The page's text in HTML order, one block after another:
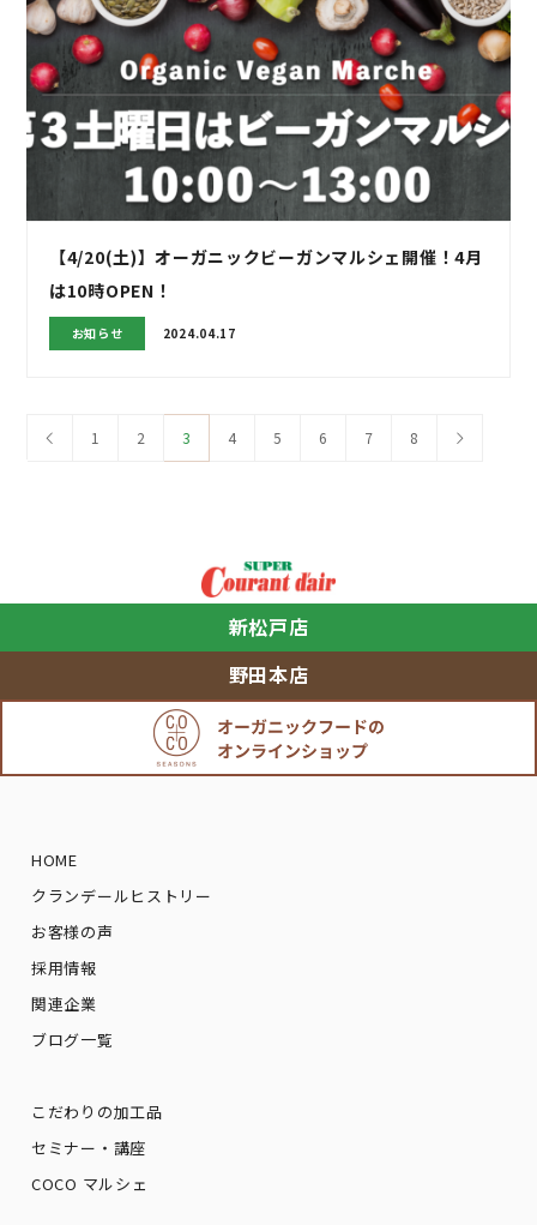
【4/20(土)】オーガニックビーガンマルシェ開催！4月
は10時OPEN！
お知らせ 2024.04.17
1 2 3 4 5 6 7 8
新松戸店
野田本店
HOME
クランデールヒストリー
お客様の声
採用情報
関連企業
ブログ一覧
こだわりの加工品
セミナー・講座
COCO マルシェ